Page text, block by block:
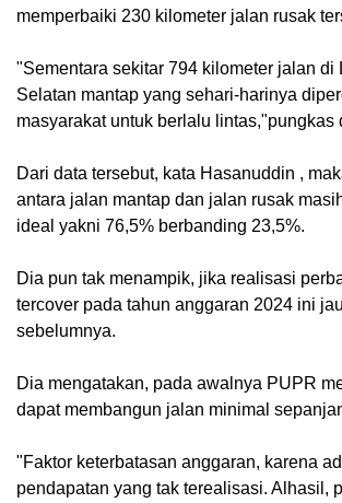
memperbaiki 230 kilometer jalan rusak
"Sementara sekitar 794 kilometer jalan di
Selatan mantap yang sehari-harinya
masyarakat untuk berlalu lintas,"pungkas
Dari data tersebut, kata Hasanuddin ,
antara jalan mantap dan jalan rusak
ideal yakni 76,5% berbanding 23,5%.
Dia pun tak menampik, jika realisasi
tercover pada tahun anggaran 2024 ini
sebelumnya.
Dia mengatakan, pada awalnya PUPR
dapat membangun jalan minimal
"Faktor keterbatasan anggaran, karena
pendapatan yang tak terealisasi. Alhasil,